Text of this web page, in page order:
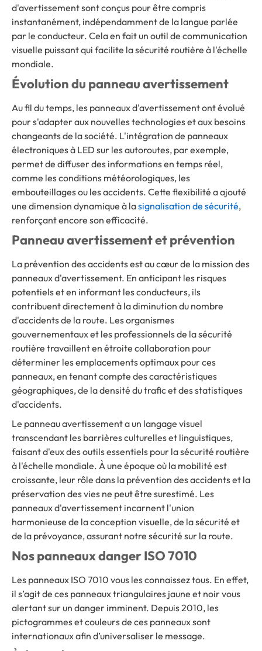
d'avertissement sont conçus pour être compris
instantanément, indépendamment de la langue parlée
par le conducteur. Cela en fait un outil de communication
visuelle puissant qui facilite la sécurité routière à l'échelle
mondiale.
Évolution du panneau avertissement
Au fil du temps, les panneaux d'avertissement ont évolué
pour s'adapter aux nouvelles technologies et aux besoins
changeants de la société. L'intégration de panneaux
électroniques à LED sur les autoroutes, par exemple,
permet de diffuser des informations en temps réel,
comme les conditions météorologiques, les
embouteillages ou les accidents. Cette flexibilité a ajouté
une dimension dynamique à lasignalisation de sécurité,
renforçant encore son efficacité.
Panneau avertissement et prévention
La prévention des accidents est au cœur de la mission des
panneaux d'avertissement. En anticipant les risques
potentiels et en informant les conducteurs, ils
contribuent directement à la diminution du nombre
d'accidents de la route. Les organismes
gouvernementaux et les professionnels de la sécurité
routière travaillent en étroite collaboration pour
déterminer les emplacements optimaux pour ces
panneaux, en tenant compte des caractéristiques
géographiques, de la densité du trafic et des statistiques
d'accidents.
Le panneau avertissement a un langage visuel
transcendant les barrières culturelles et linguistiques,
faisant d'eux des outils essentiels pour la sécurité routière
à l'échelle mondiale. À une époque où la mobilité est
croissante, leur rôle dans la prévention des accidents et la
préservation des vies ne peut être surestimé. Les
panneaux d'avertissement incarnent l'union
harmonieuse de la conception visuelle, de la sécurité et
de la prévoyance, assurant notre sécurité sur la route.
Nos panneaux danger ISO 7010
Les panneaux ISO 7010 vous les connaissez tous. En effet,
il s’agit de ces panneaux triangulaires jaune et noir vous
alertant sur un danger imminent. Depuis 2010, les
pictogrammes et couleurs de ces panneaux sont
internationaux afin d’universaliser le message.